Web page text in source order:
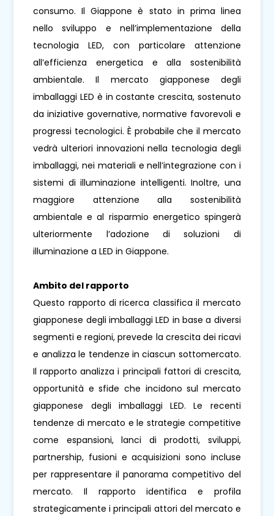
consumo. Il Giappone è stato in prima linea
nello sviluppo e nell’implementazione della
tecnologia LED, con particolare attenzione
all’efficienza energetica e alla sostenibilità
ambientale. Il mercato giapponese degli
imballaggi LED è in costante crescita, sostenuto
da iniziative governative, normative favorevoli e
progressi tecnologici. È probabile che il mercato
vedrà ulteriori innovazioni nella tecnologia degli
imballaggi, nei materiali e nell’integrazione con i
sistemi di illuminazione intelligenti. Inoltre, una
maggiore attenzione alla sostenibilità
ambientale e al risparmio energetico spingerà
ulteriormente l’adozione di soluzioni di
illuminazione a LED in Giappone.
Ambito del rapporto
Questo rapporto di ricerca classifica il mercato
giapponese degli imballaggi LED in base a diversi
segmenti e regioni, prevede la crescita dei ricavi
e analizza le tendenze in ciascun sottomercato.
Il rapporto analizza i principali fattori di crescita,
opportunità e sfide che incidono sul mercato
giapponese degli imballaggi LED. Le recenti
tendenze di mercato e le strategie competitive
come espansioni, lanci di prodotti, sviluppi,
partnership, fusioni e acquisizioni sono incluse
per rappresentare il panorama competitivo del
mercato. Il rapporto identifica e profila
strategicamente i principali attori del mercato e